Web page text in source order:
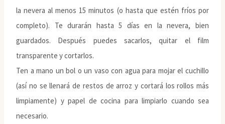
la nevera al menos 15 minutos (o hasta que estén fríos por
completo). Te durarán hasta 5 días en la nevera, bien
guardados. Después puedes sacarlos, quitar el film
transparente y cortarlos.
Ten a mano un bol o un vaso con agua para mojar el cuchillo
(así no se llenará de restos de arroz y cortará los rollos más
limpiamente) y papel de cocina para limpiarlo cuando sea
necesario.